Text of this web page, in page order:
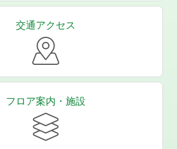
交通アクセス
フロア案内・施設